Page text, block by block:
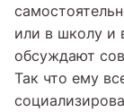
или в школу и
обсуждают
Так что ему